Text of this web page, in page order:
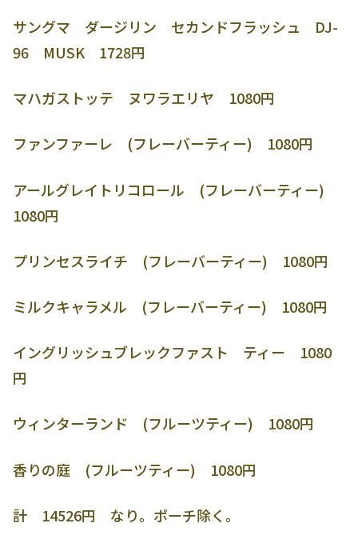
サングマ ダージリン セカンドフラッシュ DJ-
96 MUSK 1728円
マハガストッテ ヌワラエリヤ 1080円
ファンファーレ (フレーバーティー) 1080円
アールグレイトリコロール (フレーバーティー)
1080円
プリンセスライチ (フレーバーティー) 1080円
ミルクキャラメル (フレーバーティー) 1080円
イングリッシュブレックファスト ティー 1080
円
ウィンターランド (フルーツティー) 1080円
香りの庭 (フルーツティー) 1080円
計 14526円 なり。ポーチ除く。